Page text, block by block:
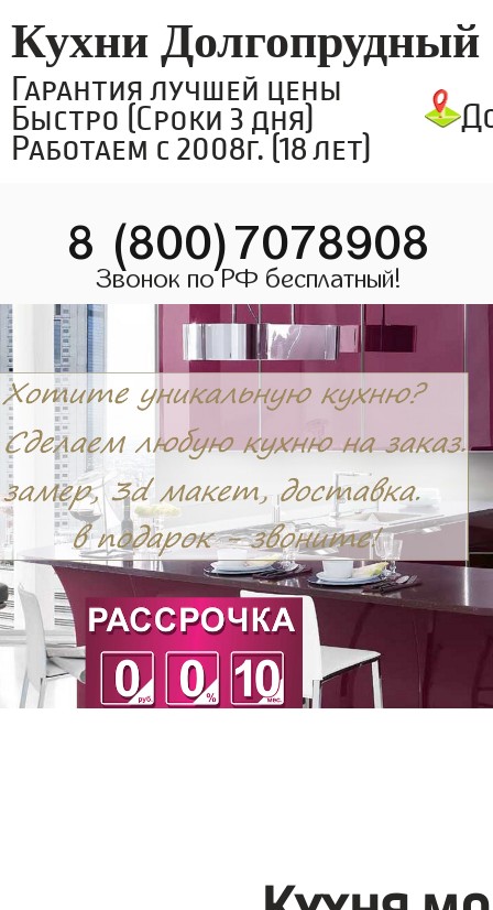
Кухни Долгопрудный
Гарантия лучшей цены
Быстро (Сроки 3 дня)
Работаем с 2008г. (18 лет)
8 (800)7078908
Звонок по РФ бесплатный!